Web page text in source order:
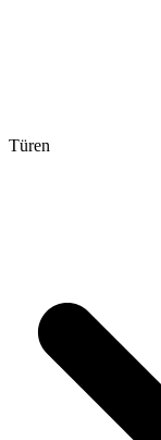
Türen